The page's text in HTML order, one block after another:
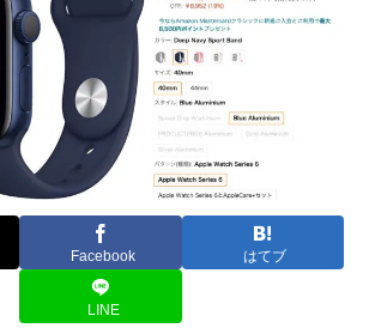
Facebook はてブ
LINE